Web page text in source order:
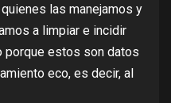
las manejamos y
a limpiar e incidir
porque estos son datos
eco, es decir, al